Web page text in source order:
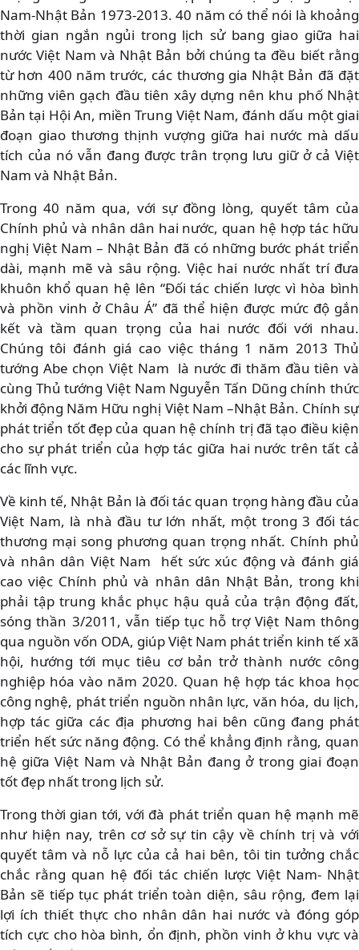
Nam-Nhật Bản 1973-2013. 40 năm có thể nói là khoảng
thời gian ngắn ngủi trong lịch sử bang giao giữa hai
nước Việt Nam và Nhật Bản bởi chúng ta đều biết rằng
từ hơn 400 năm trước, các thương gia Nhật Bản đã đặt
những viên gạch đầu tiên xây dựng nên khu phố Nhật
Bản tại Hội An, miền Trung Việt Nam, đánh dấu một giai
đoạn giao thương thịnh vượng giữa hai nước mà dấu
tích của nó vẫn đang được trân trọng lưu giữ ở cả Việt
Nam và Nhật Bản.
Trong 40 năm qua, với sự đồng lòng, quyết tâm của
Chính phủ và nhân dân hai nước, quan hệ hợp tác hữu
nghị Việt Nam – Nhật Bản đã có những bước phát triển
dài, mạnh mẽ và sâu rộng. Việc hai nước nhất trí đưa
khuôn khổ quan hệ lên “Đối tác chiến lược vì hòa bình
và phồn vinh ở Châu Á” đã thể hiện được mức độ gắn
kết và tầm quan trọng của hai nước đối với nhau.
Chúng tôi đánh giá cao việc tháng 1 năm 2013 Thủ
tướng Abe chọn Việt Nam là nước đi thăm đầu tiên và
cùng Thủ tướng Việt Nam Nguyễn Tấn Dũng chính thức
khởi động Năm Hữu nghị Việt Nam –Nhật Bản. Chính sự
phát triển tốt đẹp của quan hệ chính trị đã tạo điều kiện
cho sự phát triển của hợp tác giữa hai nước trên tất cả
các lĩnh vực.
Về kinh tế, Nhật Bản là đối tác quan trọng hàng đầu của
Việt Nam, là nhà đầu tư lớn nhất, một trong 3 đối tác
thương mại song phương quan trọng nhất. Chính phủ
và nhân dân Việt Nam hết sức xúc động và đánh giá
cao việc Chính phủ và nhân dân Nhật Bản, trong khi
phải tập trung khắc phục hậu quả của trận động đất,
sóng thần 3/2011, vẫn tiếp tục hỗ trợ Việt Nam thông
qua nguồn vốn ODA, giúp Việt Nam phát triển kinh tế xã
hội, hướng tới mục tiêu cơ bản trở thành nước công
nghiệp hóa vào năm 2020. Quan hệ hợp tác khoa học
công nghệ, phát triển nguồn nhân lực, văn hóa, du lịch,
hợp tác giữa các địa phương hai bên cũng đang phát
triển hết sức năng động. Có thể khẳng định rằng, quan
hệ giữa Việt Nam và Nhật Bản đang ở trong giai đoạn
tốt đẹp nhất trong lịch sử.
Trong thời gian tới, với đà phát triển quan hệ mạnh mẽ
như hiện nay, trên cơ sở sự tin cậy về chính trị và với
quyết tâm và nỗ lực của cả hai bên, tôi tin tưởng chắc
chắc rằng quan hệ đối tác chiến lược Việt Nam- Nhật
Bản sẽ tiếp tục phát triển toàn diện, sâu rộng, đem lại
lợi ích thiết thực cho nhân dân hai nước và đóng góp
tích cực cho hòa bình, ổn định, phồn vinh ở khu vực và